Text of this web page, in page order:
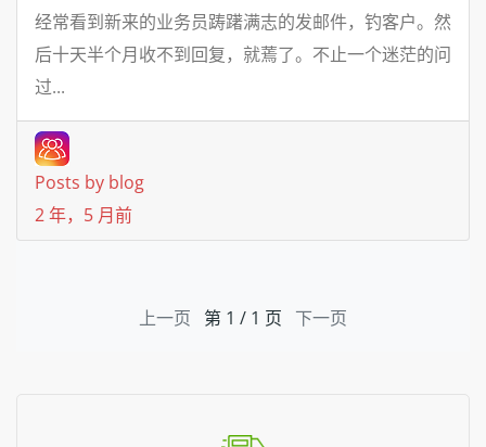
经常看到新来的业务员踌躇满志的发邮件，钓客户。然
后十天半个月收不到回复，就蔫了。不止一个迷茫的问
过...
Posts by blog
2 年，5 月前
上一页 第 1 / 1 页 下一页